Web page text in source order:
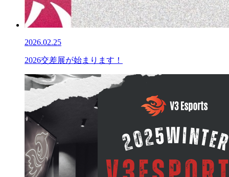
2026.02.25
2026交差展が始まります！